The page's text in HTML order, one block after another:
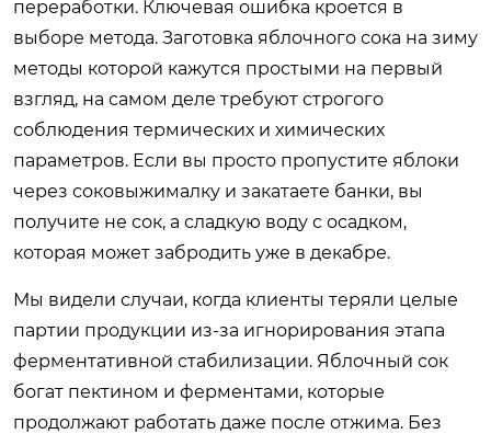
переработки. Ключевая ошибка кроется в
выборе метода. Заготовка яблочного сока на зиму
методы которой кажутся простыми на первый
взгляд, на самом деле требуют строгого
соблюдения термических и химических
параметров. Если вы просто пропустите яблоки
через соковыжималку и закатаете банки, вы
получите не сок, а сладкую воду с осадком,
которая может забродить уже в декабре.
Мы видели случаи, когда клиенты теряли целые
партии продукции из-за игнорирования этапа
ферментативной стабилизации. Яблочный сок
богат пектином и ферментами, которые
продолжают работать даже после отжима. Без